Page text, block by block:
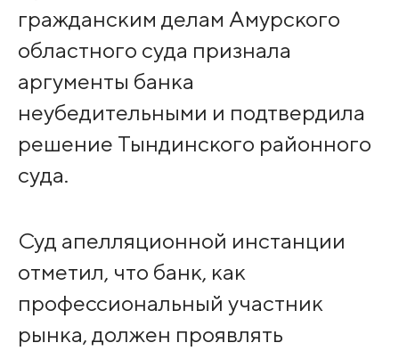
гражданским делам Амурского
областного суда признала
аргументы банка
неубедительными и подтвердила
решение Тындинского районного
суда.
Суд апелляционной инстанции
отметил, что банк, как
профессиональный участник
рынка, должен проявлять